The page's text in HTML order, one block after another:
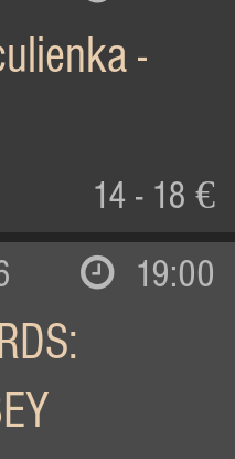
-
14 - 18 €
19:00